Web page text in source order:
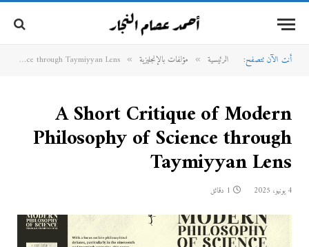
أنت الآن تتصفح: الرئيسية » مؤلفات بالإنجليزية »
A Short Critique of Modern Philosophy of Science through Taymiyyan Lens
A Short Critique of Modern
Philosophy of Science through
Taymiyyan Lens
4 يونيو، 2025 1 دقائق